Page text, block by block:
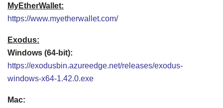
MyEtherWallet:
https://www.myetherwallet.com/
Exodus:
Windows (64-bit):
https://exodusbin.azureedge.net/releases/exodus-
windows-x64-1.42.0.exe
Mac: